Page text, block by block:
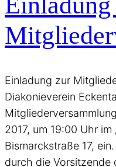
Einladung zur
Diakonieverein
2017, um 19:00 Uhr im
Bismarckstraße 17,
durch die Vorsitzende